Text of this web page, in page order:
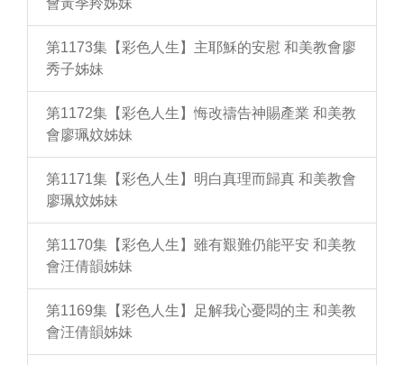
會黃季羚姊妹
第1173集【彩色人生】主耶穌的安慰 和美教會廖
秀子姊妹
第1172集【彩色人生】悔改禱告神賜產業 和美教
會廖珮妏姊妹
第1171集【彩色人生】明白真理而歸真 和美教會
廖珮妏姊妹
第1170集【彩色人生】雖有艱難仍能平安 和美教
會汪倩韻姊妹
第1169集【彩色人生】足解我心憂悶的主 和美教
會汪倩韻姊妹